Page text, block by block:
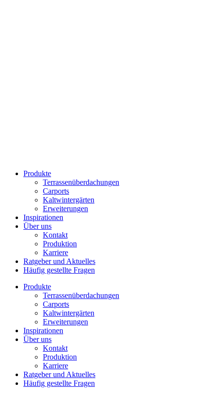
Produkte
Terrassenüberdachungen
Carports
Kaltwintergärten
Erweiterungen
Inspirationen
Über uns
Kontakt
Produktion
Karriere
Ratgeber und Aktuelles
Häufig gestellte Fragen
Produkte
Terrassenüberdachungen
Carports
Kaltwintergärten
Erweiterungen
Inspirationen
Über uns
Kontakt
Produktion
Karriere
Ratgeber und Aktuelles
Häufig gestellte Fragen